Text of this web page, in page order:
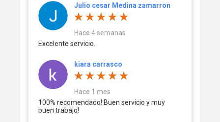
Julio cesar Medina zamarron
Hace 4 semanas
Excelente servicio.
kiara carrasco
Hace 1 mes
100% recomendado! Buen servicio y muy
buen trabajo!